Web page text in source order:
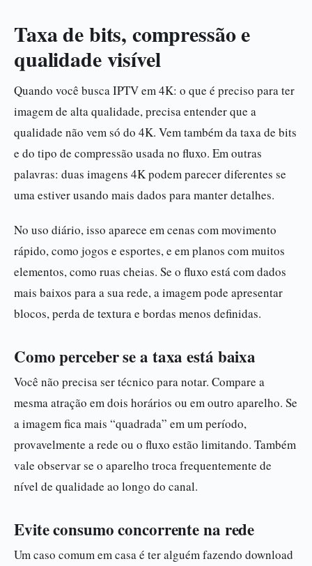
Taxa de bits, compressão e
qualidade visível
Quando você busca IPTV em 4K: o que é preciso para ter
imagem de alta qualidade, precisa entender que a
qualidade não vem só do 4K. Vem também da taxa de bits
e do tipo de compressão usada no fluxo. Em outras
palavras: duas imagens 4K podem parecer diferentes se
uma estiver usando mais dados para manter detalhes.
No uso diário, isso aparece em cenas com movimento
rápido, como jogos e esportes, e em planos com muitos
elementos, como ruas cheias. Se o fluxo está com dados
mais baixos para a sua rede, a imagem pode apresentar
blocos, perda de textura e bordas menos definidas.
Como perceber se a taxa está baixa
Você não precisa ser técnico para notar. Compare a
mesma atração em dois horários ou em outro aparelho. Se
a imagem fica mais “quadrada” em um período,
provavelmente a rede ou o fluxo estão limitando. Também
vale observar se o aparelho troca frequentemente de
nível de qualidade ao longo do canal.
Evite consumo concorrente na rede
Um caso comum em casa é ter alguém fazendo download